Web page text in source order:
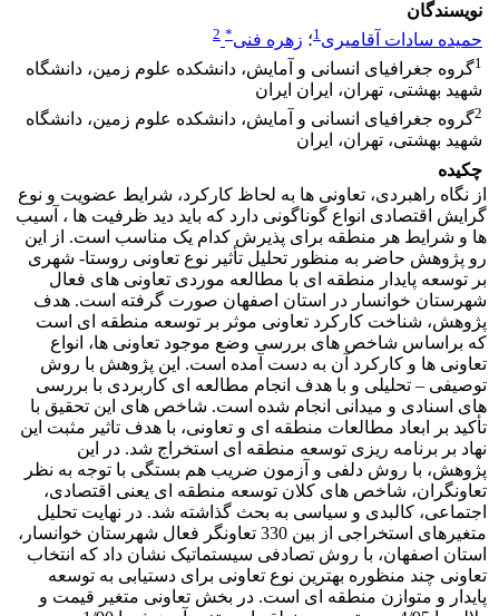
نویسندگان
حمیده سادات آقامیری1؛ زهره فنی*
2
1گروه جغرافیای انسانی و آمایش، دانشکده علوم زمین، دانشگاه
شهید بهشتی، تهران، ایران ایران
2گروه جغرافیای انسانی و آمایش، دانشکده علوم زمین، دانشگاه
شهید بهشتی، تهران، ایران
چکیده
از نگاه راهبردی، تعاونی ها به لحاظ کارکرد، شرایط عضویت و نوع
گرایش اقتصادی انواع گوناگونی دارد که باید دید ظرفیت ها ، آسیب
ها و شرایط هر منطقه برای پذیرش کدام یک مناسب است. از این
رو پژوهش حاضر به منظور تحلیل تأثیر نوع تعاونی روستا- شهری
بر توسعه پایدار منطقه ای با مطالعه موردی تعاونی های فعال
شهرستان خوانسار در استان اصفهان صورت گرفته است. هدف
پژوهش، شناخت کارکرد تعاونی موثر بر توسعه منطقه ای است
که براساس شاخص های بررسی وضع موجود تعاونی ها، انواع
تعاونی ها و کارکرد آن به دست آمده است. این پژوهش با روش
توصیفی – تحلیلی و با هدف انجام مطالعه ای کاربردی با بررسی
های اسنادی و میدانی انجام شده است. شاخص های این تحقیق با
تأکید بر ابعاد مطالعات منطقه ای و تعاونی، با هدف تاثیر مثبت این
نهاد بر برنامه ریزی توسعه منطقه ای استخراج شد. در این
پژوهش، با روش دلفی و آزمون ضریب هم بستگی با توجه به نظر
تعاونگران، شاخص های کلان توسعه منطقه ای یعنی اقتصادی،
اجتماعی، کالبدی و سیاسی به بحث گذاشته شد. در نهایت تحلیل
متغیرهای استخراجی از بین 330 تعاونگر فعال شهرستان خوانسار،
استان اصفهان، با روش تصادفی سیستماتیک نشان داد که انتخاب
تعاونی چند منظوره بهترین نوع تعاونی برای دستیابی به توسعه
پایدار و متوازن منطقه ای است. در بخش تعاونی متغیر قیمت و